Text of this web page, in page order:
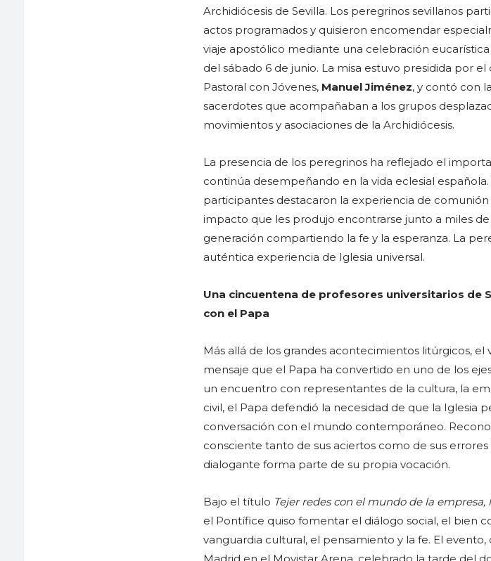
Archidiócesis de Sevilla. Los peregrinos sevillanos
actos programados y quisieron encomendar
viaje apostólico mediante una celebración
del sábado 6 de junio. La misa estuvo presidida por
Pastoral con Jóvenes, Manuel Jiménez, y contó con
sacerdotes que acompañaban a los grupos
movimientos y asociaciones de la Archidiócesis.
La presencia de los peregrinos ha reflejado el
continúa desempeñando en la vida eclesial
participantes destacaron la experiencia de comunión
impacto que les produjo encontrarse junto a miles
generación compartiendo la fe y la esperanza. La
auténtica experiencia de Iglesia universal.
Una cincuentena de profesores universitarios de
con el Papa
Más allá de los grandes acontecimientos litúrgicos,
mensaje que el Papa ha convertido en uno de los
un encuentro con representantes de la cultura, la
civil, el Papa defendió la necesidad de que la Iglesia
conversación con el mundo contemporáneo.
consciente tanto de sus aciertos como de sus
dialogante forma parte de su propia vocación.
Bajo el título Tejer redes con el mundo de la
el Pontífice quiso fomentar el diálogo social, el bien
vanguardia cultural, el pensamiento y la fe. El